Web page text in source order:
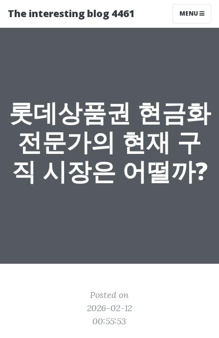
The interesting blog 4461 MENU
롯데상품권 현금화
전문가의 현재 구
직 시장은 어떨까?
Posted on
2026-02-12
00:55:53